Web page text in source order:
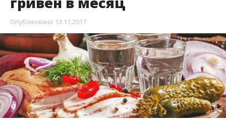
Опубліковано 13.11.2017